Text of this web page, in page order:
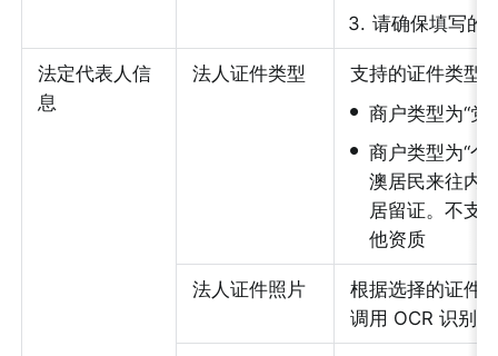
3. 请确保填写的
法定代表人信
息
法人证件类型 支持的证件类型
• 商户类型为“党
• 商户类型为“
澳居民来往内
居留证。不支
他资质
法人证件照片
根据选择的证件
调用 OCR 识别